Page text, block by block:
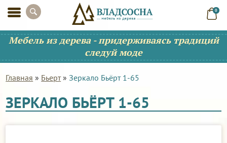
0
Мебель из дерева - придерживаясь традиций
следуй моде
Главная » Бьерт»Зеркало Бьёрт 1-65
ЗЕРКАЛО БЬЁРТ 1-65